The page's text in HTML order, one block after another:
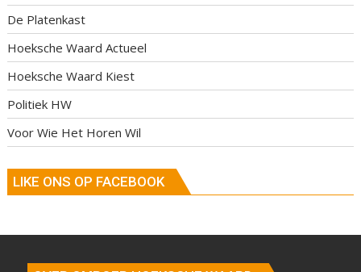
De Platenkast
Hoeksche Waard Actueel
Hoeksche Waard Kiest
Politiek HW
Voor Wie Het Horen Wil
LIKE ONS OP FACEBOOK